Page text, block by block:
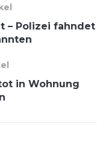
– Polizei fahndet
in Wohnung